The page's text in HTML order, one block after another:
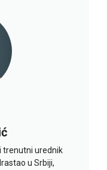
trenutni urednik
u Srbiji,